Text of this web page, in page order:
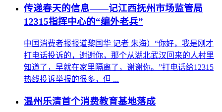
传递春天的信息——记江西抚州市场监管局
12315指挥中心的“编外老兵”
中国消费者报报道黎国华 记者 朱海）“你好，我是刚才
打电话投诉的，谢谢你，那个从湖北武汉回来的人村里
知道了，早就在家里隔离了，谢谢你。”打电话给12315
热线投诉举报的很多，但 ...
温州乐清首个消费教育基地落成